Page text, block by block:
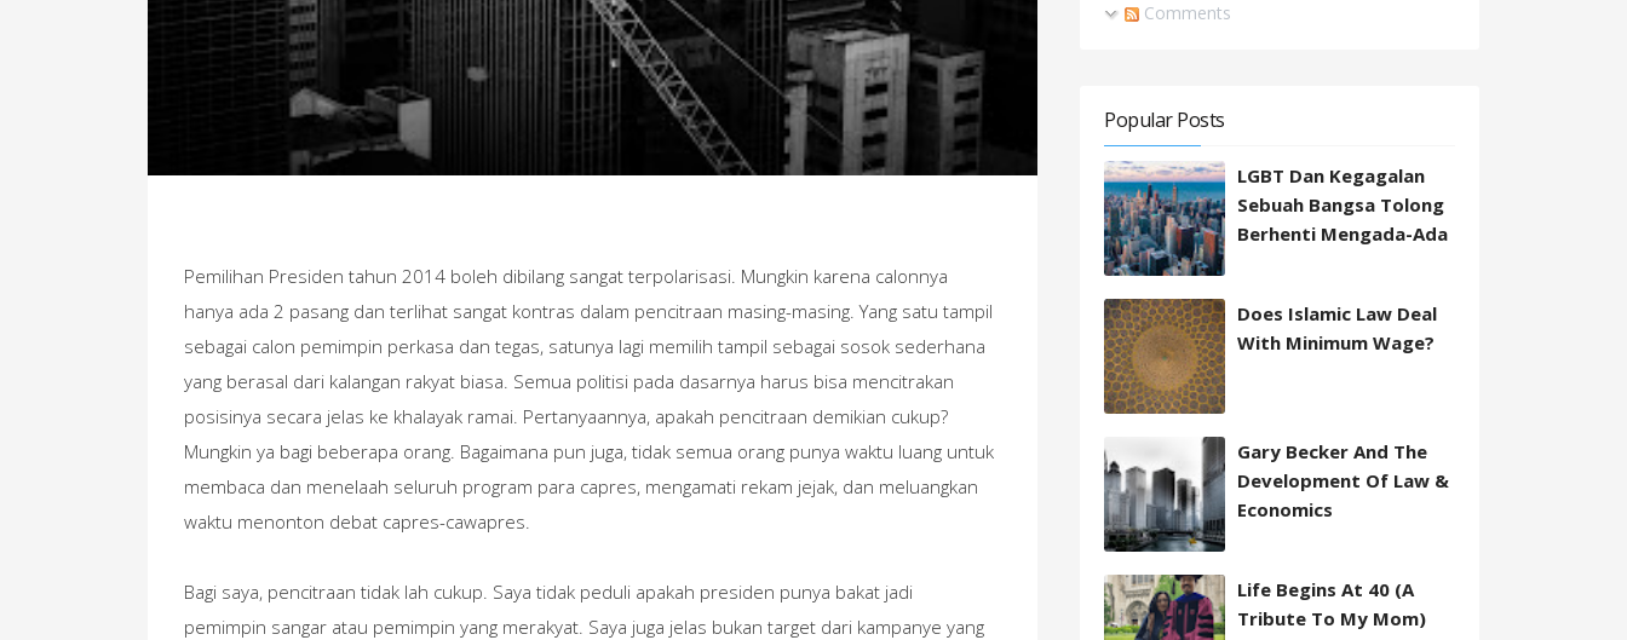
Pemilihan Presiden tahun 2014 boleh dibilang sangat terpolarisasi. Mungkin karena calonnya
hanya ada 2 pasang dan terlihat sangat kontras dalam pencitraan masing-masing. Yang satu tampil
sebagai calon pemimpin perkasa dan tegas, satunya lagi memilih tampil sebagai sosok sederhana
yang berasal dari kalangan rakyat biasa. Semua politisi pada dasarnya harus bisa mencitrakan
posisinya secara jelas ke khalayak ramai. Pertanyaannya, apakah pencitraan demikian cukup?
Mungkin ya bagi beberapa orang. Bagaimana pun juga, tidak semua orang punya waktu luang untuk
membaca dan menelaah seluruh program para capres, mengamati rekam jejak, dan meluangkan
waktu menonton debat capres-cawapres.
Bagi saya, pencitraan tidak lah cukup. Saya tidak peduli apakah presiden punya bakat jadi
pemimpin sangar atau pemimpin yang merakyat. Saya juga jelas bukan target dari kampanye yang
Comments
Popular Posts
LGBT Dan Kegagalan
Sebuah Bangsa Tolong
Berhenti Mengada-Ada
Does Islamic Law Deal
With Minimum Wage?
Gary Becker And The
Development Of Law &
Economics
Life Begins At 40 (A
Tribute To My Mom)